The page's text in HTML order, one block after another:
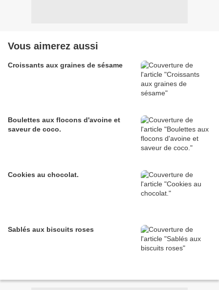
Vous aimerez aussi
Croissants aux graines de sésame
Boulettes aux flocons d'avoine et
saveur de coco.
Cookies au chocolat.
Sablés aux biscuits roses